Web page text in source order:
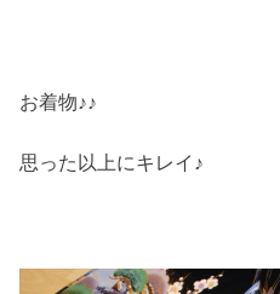
お着物♪♪
思った以上にキレイ♪